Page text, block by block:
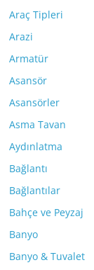
Araç Tipleri
Arazi
Armatür
Asansör
Asansörler
Asma Tavan
Aydınlatma
Bağlantı
Bağlantılar
Bahçe ve Peyzaj
Banyo
Banyo & Tuvalet